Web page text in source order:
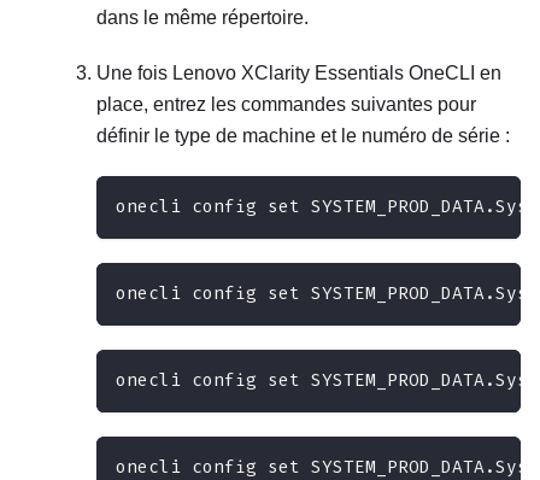
dans le même répertoire.
Une fois Lenovo XClarity Essentials OneCLI en
place, entrez les commandes suivantes pour
définir le type de machine et le numéro de série :
onecli config set
onecli config set
onecli config set
onecli config set